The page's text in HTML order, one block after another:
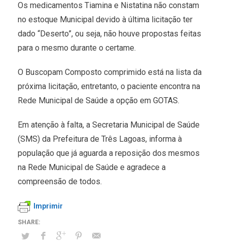
Os medicamentos Tiamina e Nistatina não constam
no estoque Municipal devido à última licitação ter
dado “Deserto”, ou seja, não houve propostas feitas
para o mesmo durante o certame.
O Buscopam Composto comprimido está na lista da
próxima licitação, entretanto, o paciente encontra na
Rede Municipal de Saúde a opção em GOTAS.
Em atenção à falta, a Secretaria Municipal de Saúde
(SMS) da Prefeitura de Três Lagoas, informa à
população que já aguarda a reposição dos mesmos
na Rede Municipal de Saúde e agradece a
compreensão de todos.
Imprimir